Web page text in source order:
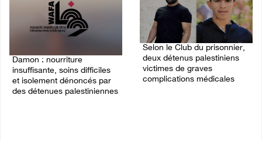
Damon : nourriture
insuffisante, soins difficiles
et isolement dénoncés par
des détenues palestiniennes
Selon le Club du prisonnier,
deux détenus palestiniens
victimes de graves
complications médicales